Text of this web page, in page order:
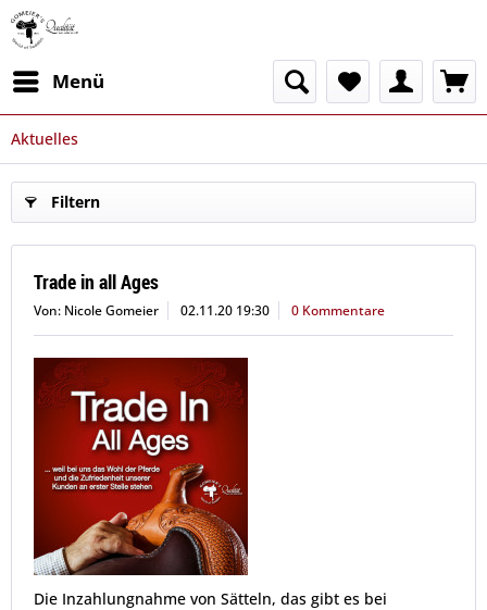
Menü
Aktuelles
Filtern
Trade in all Ages
Von: Nicole Gomeier 02.11.20 19:30 0 Kommentare
Die Inzahlungnahme von Sätteln, das gibt es bei